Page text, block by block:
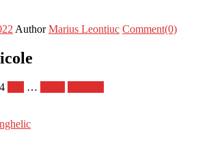
Author Marius Leontiuc Comment(0)
…